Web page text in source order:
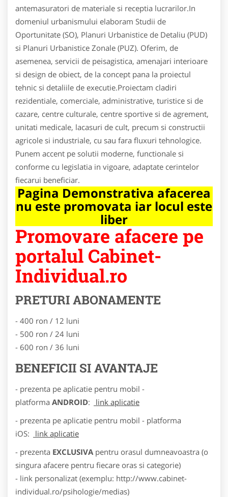
antemasuratori de materiale si receptia lucrarilor.In
domeniul urbanismului elaboram Studii de
Oportunitate (SO), Planuri Urbanistice de Detaliu (PUD)
si Planuri Urbanistice Zonale (PUZ). Oferim, de
asemenea, servicii de peisagistica, amenajari interioare
si design de obiect, de la concept pana la proiectul
tehnic si detaliile de executie.Proiectam cladiri
rezidentiale, comerciale, administrative, turistice si de
cazare, centre culturale, centre sportive si de agrement,
unitati medicale, lacasuri de cult, precum si constructii
agricole si industriale, cu sau fara fluxuri tehnologice.
Punem accent pe solutii moderne, functionale si
conforme cu legislatia in vigoare, adaptate cerintelor
fiecarui beneficiar.
Pagina Demonstrativa afacerea
nu este promovata iar locul este
liber
Promovare afacere pe
portalul Cabinet-
Individual.ro
PRETURI ABONAMENTE
- 400 ron / 12 luni
- 500 ron / 24 luni
- 600 ron / 36 luni
BENEFICII SI AVANTAJE
- prezenta pe aplicatie pentru mobil -
platforma ANDROID:
link aplicatie
- prezenta pe aplicatie pentru mobil - platforma
iOS:
link aplicatie
- prezenta EXCLUSIVA pentru orasul dumneavoastra (o
singura afacere pentru fiecare oras si categorie)
- link personalizat (exemplu: http://www.cabinet-
individual.ro/psihologie/medias)